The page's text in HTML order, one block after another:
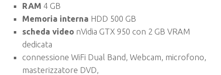
RAM 4 GB
Memoria interna HDD 500 GB
scheda video nVidia GTX 950 con 2 GB VRAM
dedicata
connessione WiFi Dual Band, Webcam, microfono,
masterizzatore DVD,